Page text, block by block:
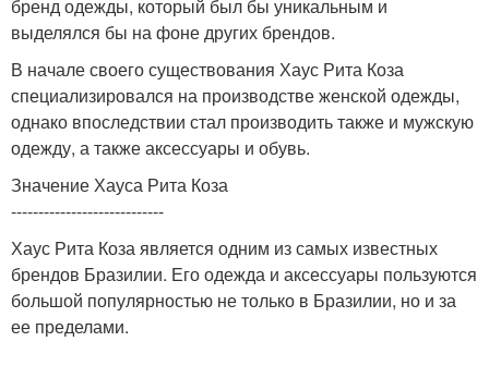
бренд одежды, который был бы уникальным и
выделялся бы на фоне других брендов.
В начале своего существования Хаус Рита Коза
специализировался на производстве женской одежды,
однако впоследствии стал производить также и мужскую
одежду, а также аксессуары и обувь.
Значение Хауса Рита Коза
----------------------------
Хаус Рита Коза является одним из самых известных
брендов Бразилии. Его одежда и аксессуары пользуются
большой популярностью не только в Бразилии, но и за
ее пределами.